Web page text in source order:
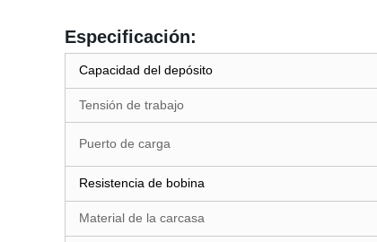
Especificación:
Capacidad del depósito
Tensión de trabajo
Puerto de carga
Resistencia de bobina
Material de la carcasa